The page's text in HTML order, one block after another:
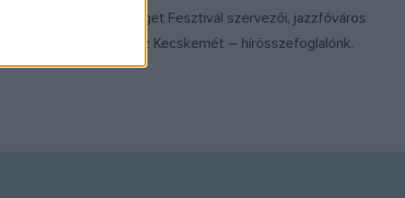
Sziget Fesztivál szervezői, jazzfőváros
lesz Kecskemét – hírösszefoglalónk.